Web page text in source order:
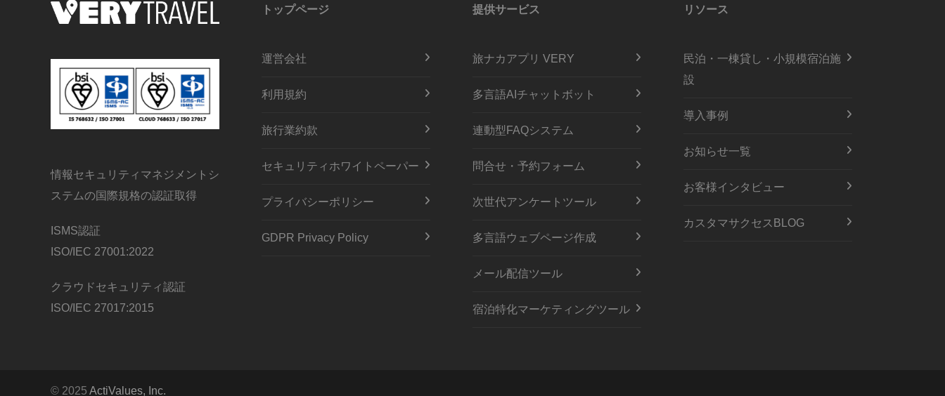
情報セキュリティマネジメントシ
ステムの国際規格の認証取得
ISMS認証
ISO/IEC 27001:2022
クラウドセキュリティ認証
ISO/IEC 27017:2015
トップページ
運営会社
利用規約
旅行業約款
セキュリティホワイトペーパー
プライバシーポリシー
GDPR Privacy Policy
提供サービス
旅ナカアプリ VERY
多言語AIチャットボット
連動型FAQシステム
問合せ・予約フォーム
次世代アンケートツール
多言語ウェブページ作成
メール配信ツール
宿泊特化マーケティングツール
リソース
民泊・一棟貸し・小規模宿泊施
設
導入事例
お知らせ一覧
お客様インタビュー
カスタマサクセスBLOG
© 2025 ActiValues, Inc.